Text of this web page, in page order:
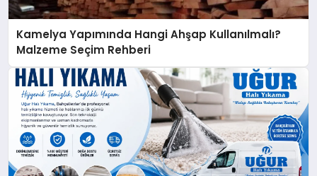
Kamelya Yapımında Hangi Ahşap Kullanılmalı?
Malzeme Seçim Rehberi